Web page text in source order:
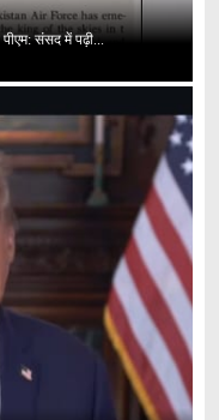
संसद में पढ़ी...